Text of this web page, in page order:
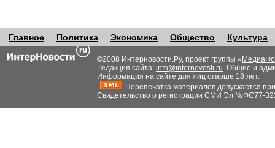
Главное Политика Экономика Общество Культура
©2008 Интерновости.Ру, проект группы «
Редакция сайта: info@internovosti.ru. Общие и
Информация на сайте для лиц старше 18 лет.
Перепечатка материалов допускается
Свидетельство о регистрации СМИ Эл №ФС77-